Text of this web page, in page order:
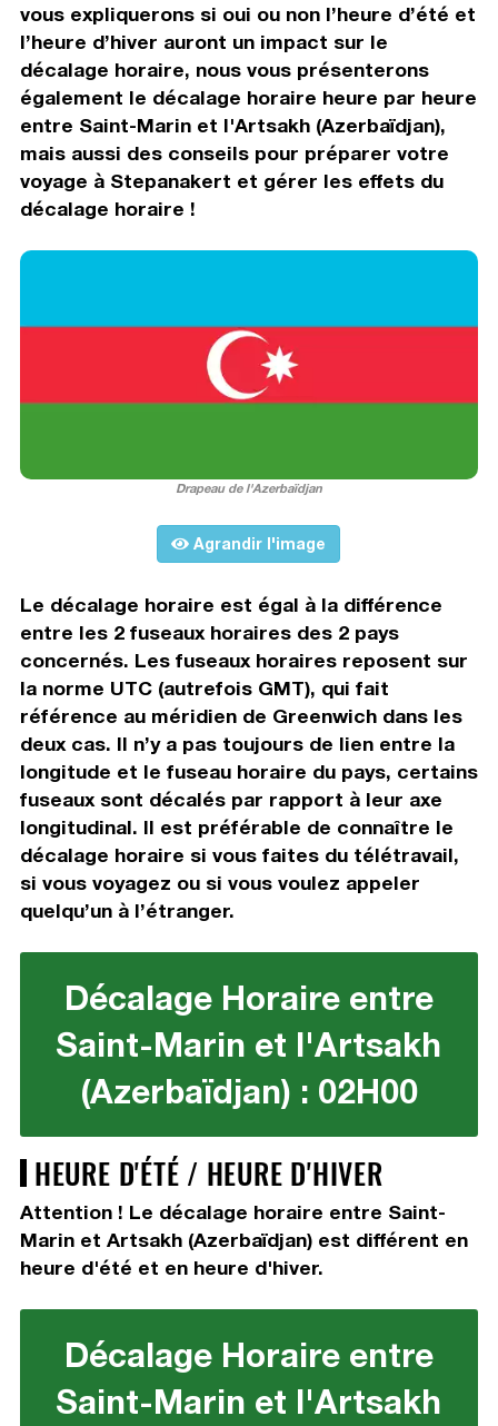
vous expliquerons si oui ou non l’heure d’été et
l’heure d’hiver auront un impact sur le
décalage horaire, nous vous présenterons
également le décalage horaire heure par heure
entre Saint-Marin et l'Artsakh (Azerbaïdjan),
mais aussi des conseils pour préparer votre
voyage à Stepanakert et gérer les effets du
décalage horaire !
Drapeau de l'Azerbaïdjan
Agrandir l'image
Le décalage horaire est égal à la différence
entre les 2 fuseaux horaires des 2 pays
concernés. Les fuseaux horaires reposent sur
la norme UTC (autrefois GMT), qui fait
référence au méridien de Greenwich dans les
deux cas. Il n’y a pas toujours de lien entre la
longitude et le fuseau horaire du pays, certains
fuseaux sont décalés par rapport à leur axe
longitudinal. Il est préférable de connaître le
décalage horaire si vous faites du télétravail,
si vous voyagez ou si vous voulez appeler
quelqu’un à l’étranger.
Décalage Horaire entre
Saint-Marin et l'Artsakh
(Azerbaïdjan) : 02H00
HEURE D'ÉTÉ / HEURE D'HIVER
Attention ! Le décalage horaire entre Saint-
Marin et Artsakh (Azerbaïdjan) est différent en
heure d'été et en heure d'hiver.
Décalage Horaire entre
Saint-Marin et l'Artsakh